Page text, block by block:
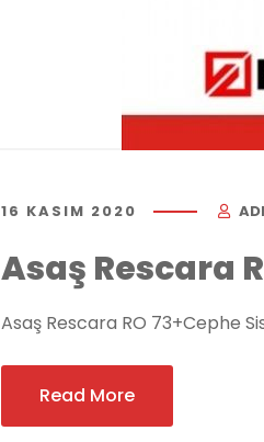
16 KASIM 2020
Asaş Rescara
Asaş Rescara RO 73+Cephe
Read More